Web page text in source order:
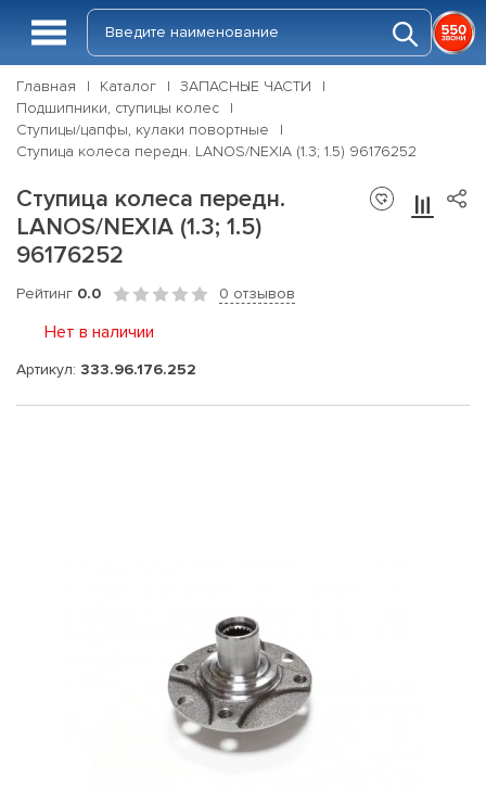
Главная Каталог
ЗАПАСНЫЕ ЧАСТИ
Подшипники, ступицы колес
Ступицы/цапфы, кулаки повортные
Ступица колеса передн. LANOS/NEXIA (1.3; 1.5) 96176252
Ступица колеса передн.
LANOS/NEXIA (1.3; 1.5)
96176252
Рейтинг 0.0 0 отзывов
Нет в наличии
Артикул: 333.96.176.252